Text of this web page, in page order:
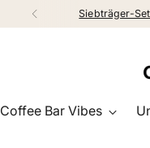
Siebträger-
Coffee Bar Vibes